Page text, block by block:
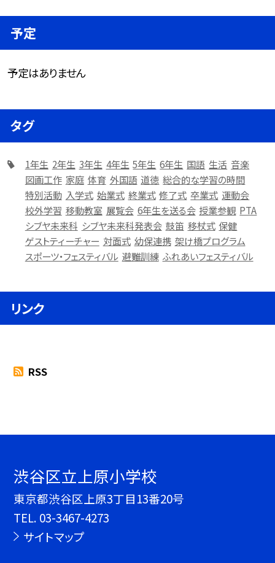
予定
予定はありません
タグ
1年生 2年生 3年生 4年生 5年生 6年生 国語 生活 音楽
図画工作 家庭 体育 外国語 道徳 総合的な学習の時間
特別活動 入学式 始業式 終業式 修了式 卒業式 運動会
校外学習 移動教室 展覧会 6年生を送る会 授業参観 PTA
シブヤ未来科 シブヤ未来科発表会 鼓笛 移杖式 保健
ゲストティーチャー 対面式 幼保連携 架け橋プログラム
スポーツ・フェスティバル 避難訓練 ふれあいフェスティバル
リンク
RSS
渋谷区立上原小学校
東京都渋谷区上原3丁目13番20号
TEL. 03-3467-4273
サイトマップ